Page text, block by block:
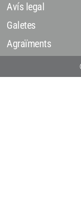
Avís legal
Galetes
Agraïments